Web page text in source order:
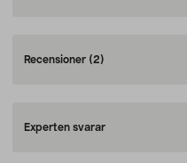
Recensioner (2)
Experten svarar